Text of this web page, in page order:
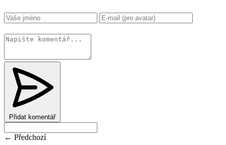
Přidat komentář
← Předchozí